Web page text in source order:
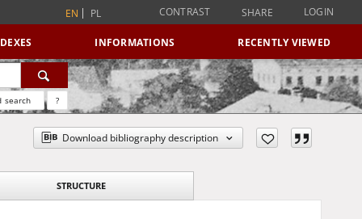
EN PL CONTRAST SHARE LOGIN
INFORMATIONS RECENTLY VIEWED
search ?
Download bibliography description
STRUCTURE